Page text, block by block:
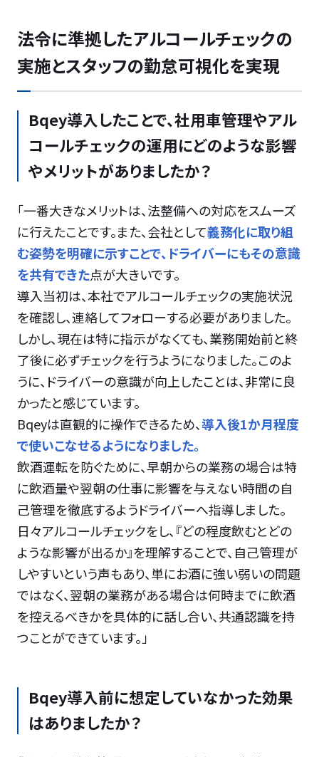
法令に準拠したアルコールチェックの
実施とスタッフの勤怠可視化を実現
Bqey導入したことで、社用車管理やアル
コールチェックの運用にどのような影響
やメリットがありましたか？
「一番大きなメリットは、法整備への対応をスムーズ
に行えたことです。また、会社として義務化に取り組
む姿勢を明確に示すことで、ドライバーにもその意識
を共有できた点が大きいです。
導入当初は、本社でアルコールチェックの実施状況
を確認し、連絡してフォローする必要がありました。
しかし、現在は特に指示がなくても、業務開始前と終
了後に必ずチェックを行うようになりました。このよ
うに、ドライバーの意識が向上したことは、非常に良
かったと感じています。
Bqeyは直観的に操作できるため、導入後1か月程度
で使いこなせるようになりました。
飲酒運転を防ぐために、早朝からの業務の場合は特
に飲酒量や翌朝の仕事に影響を与えない時間の自
己管理を徹底するようドライバーへ指導しました。
日々アルコールチェックをし、『どの程度飲むとどの
ような影響が出るか』を理解することで、自己管理が
しやすいという声もあり、単にお酒に強い弱いの問題
ではなく、翌朝の業務がある場合は何時までに飲酒
を控えるべきかを具体的に話し合い、共通認識を持
つことができています。」
Bqey導入前に想定していなかった効果
はありましたか？